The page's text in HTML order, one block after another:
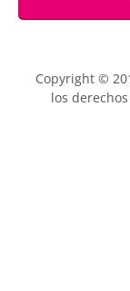
Copyright ©
los